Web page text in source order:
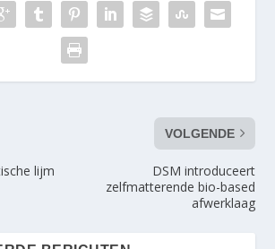
lijm
VOLGENDE
DSM introduceert
zelfmatterende bio-based
afwerklaag